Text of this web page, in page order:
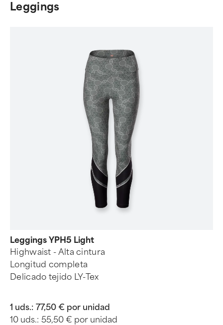
Leggings
Leggings YPH5 Light
Highwaist - Alta cintura
Longitud completa
Delicado tejido LY-Tex
1 uds.: 77,50 € por unidad
10 uds.: 55,50 € por unidad